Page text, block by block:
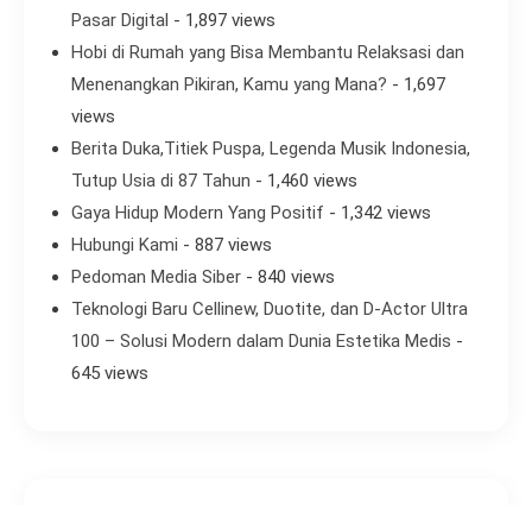
Pasar Digital - 1,897 views
Hobi di Rumah yang Bisa Membantu Relaksasi dan
Menenangkan Pikiran, Kamu yang Mana? - 1,697
views
Berita Duka,Titiek Puspa, Legenda Musik Indonesia,
Tutup Usia di 87 Tahun - 1,460 views
Gaya Hidup Modern Yang Positif - 1,342 views
Hubungi Kami - 887 views
Pedoman Media Siber - 840 views
Teknologi Baru Cellinew, Duotite, dan D-Actor Ultra
100 – Solusi Modern dalam Dunia Estetika Medis -
645 views